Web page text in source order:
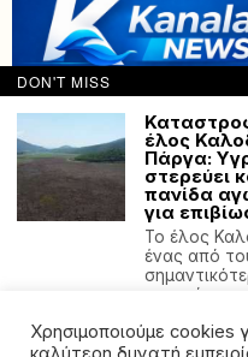
by
Χρησιμοποιούμε
DON'T MISS
έλος
Πάργα:
στερεύει
πανίδα
για
Το έλος
ένας από
υγροτόπους
Γαλλία: Οι